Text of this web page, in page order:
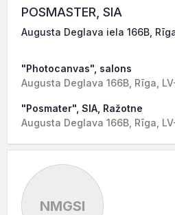
POSMASTER, SIA
Augusta Deglava iela 166B,
"Photocanvas", salons
Augusta Deglava 166B, Rīga,
"Posmater", SIA, Ražotne
Augusta Deglava 166B, Rīga,
NMGSI